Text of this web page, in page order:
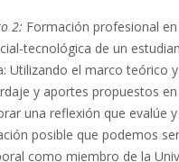
2: Formación profesional en
tecnológica de un
Utilizando el marco teórico
y aportes propuestos
una reflexión que evalúe
posible que podemos
como miembro de la